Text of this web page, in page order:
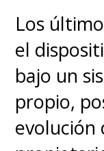
¿Cuándo
contra
agosto de
Los
el
bajo un
propio,
evolución